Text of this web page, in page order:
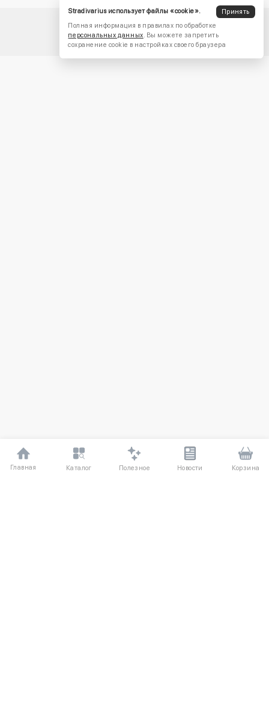
Главная Каталог Полезное Новости Корзина
Stradivarius использует файлы «cookie».
Принять
Полная информация в правилах по обработке
персональных данных. Вы можете запретить
сохранение cookie в настройках своего браузера